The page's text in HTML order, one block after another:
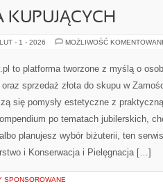
KUPUJĄCYCH
LUT - 1 - 2026 MOŻLIWOŚĆ
to platforma tworzone z myślą o
sprzedaż złota do skupu w
się pomysły estetyczne z
po tematach jubilerskich,
planujesz wybór biżuterii, ten
i Konserwacja i Pielęgnacja […]
SPONSOROWANE